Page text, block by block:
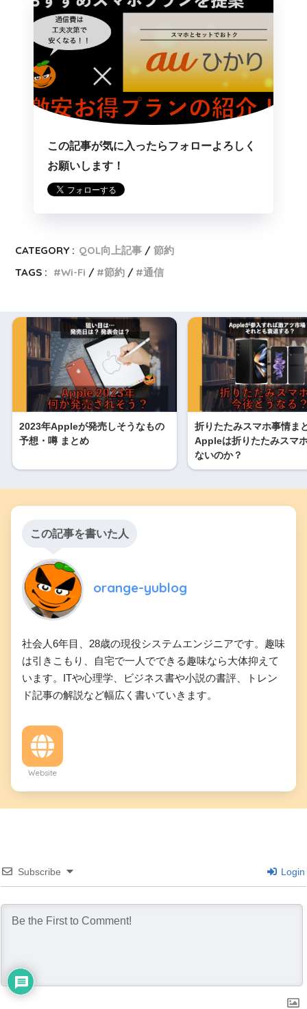
この記事が気に入ったらフォローよろしく
お願いします！
CATEGORY : QOL向上記事
節約
TAGS :
Wi-Fi 節約 通信
2023年Appleが発売しそうなもの
予想・噂 まとめ
折りたたみスマホ事情ま
Appleは折りたたみスマ
ないのか？
この記事を書いた人
orange-yublog
社会人6年目、28歳の現役システムエンジニアです。趣味
は引きこもり、自宅で一人でできる趣味なら大体抑えて
います。ITや心理学、ビジネス書や小説の書評、トレン
ド記事の解説など幅広く書いていきます。
Website
Subscribe Login